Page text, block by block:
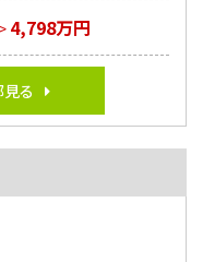
4,798万円
る